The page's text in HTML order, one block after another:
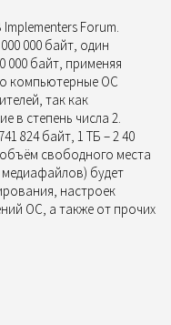
Forum.
000 байт, один
000 байт, применяя
компьютерные ОС
так как
в степень числа 2.
824 байт, 1 ТБ – 2 40
объём свободного места
будет
настроек
ОС, а также от прочих